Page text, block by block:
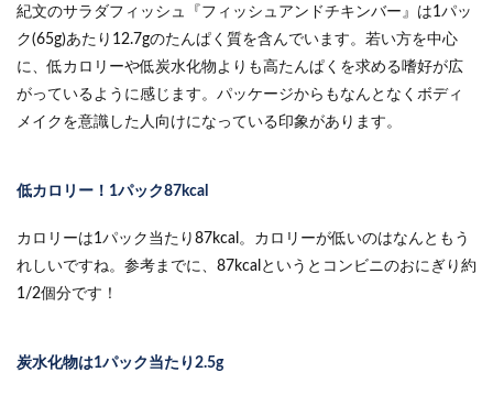
紀文のサラダフィッシュ『フィッシュアンドチキンバー』は1パッ
ク(65g)あたり12.7gのたんぱく質を含んでいます。若い方を中心
に、低カロリーや低炭水化物よりも高たんぱくを求める嗜好が広
がっているように感じます。パッケージからもなんとなくボディ
メイクを意識した人向けになっている印象があります。
低カロリー！1パック87kcal
カロリーは1パック当たり87kcal。カロリーが低いのはなんともう
れしいですね。参考までに、87kcalというとコンビニのおにぎり約
1/2個分です！
炭水化物は1パック当たり2.5g